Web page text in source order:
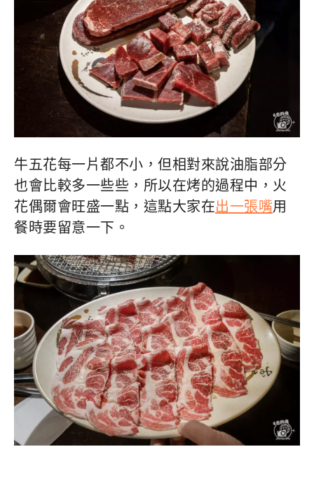
牛五花每一片都不小，但相對來說油脂部分
也會比較多一些些，所以在烤的過程中，火
花偶爾會旺盛一點，這點大家在出一張嘴用
餐時要留意一下。